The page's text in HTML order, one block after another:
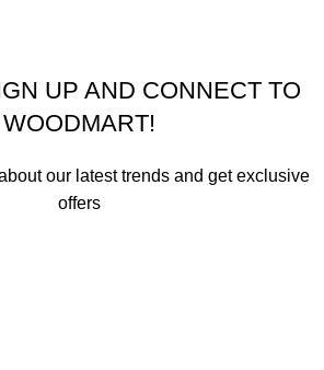
UP AND CONNECT TO
WOODMART!
our latest trends and get exclusive
offers